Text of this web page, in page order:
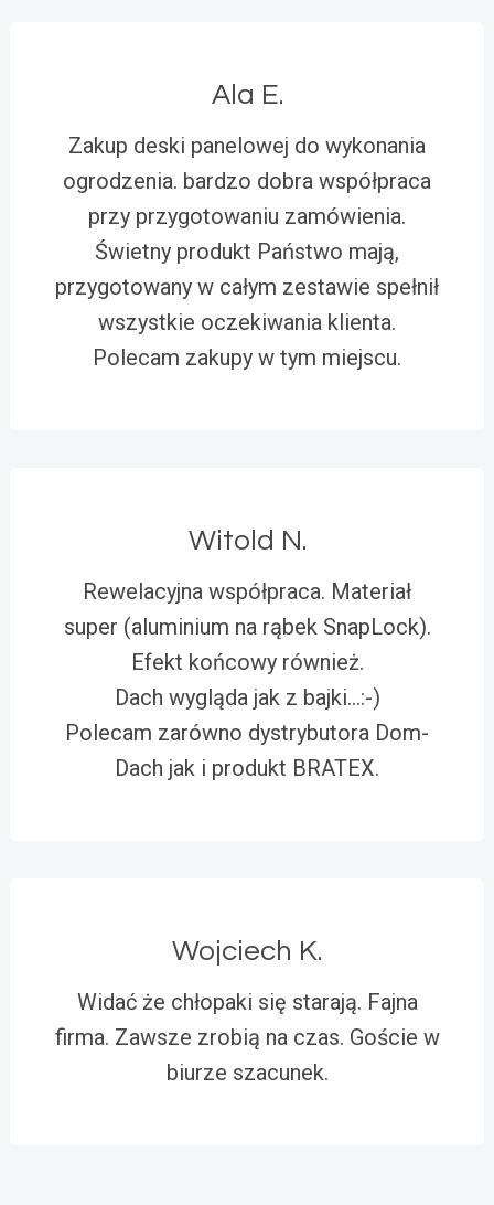
Ala E.
Zakup deski panelowej do wykonania
ogrodzenia. bardzo dobra współpraca
przy przygotowaniu zamówienia.
Świetny produkt Państwo mają,
przygotowany w całym zestawie spełnił
wszystkie oczekiwania klienta.
Polecam zakupy w tym miejscu.
Witold N.
Rewelacyjna współpraca. Materiał
super (aluminium na rąbek SnapLock).
Efekt końcowy również.
Dach wygląda jak z bajki…:-)
Polecam zarówno dystrybutora Dom-
Dach jak i produkt BRATEX.
Wojciech K.
Widać że chłopaki się starają. Fajna
firma. Zawsze zrobią na czas. Goście w
biurze szacunek.